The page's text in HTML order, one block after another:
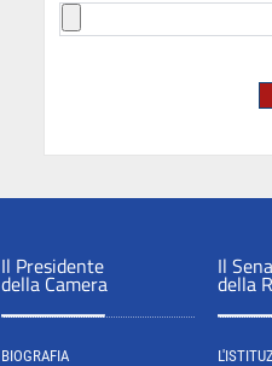
Il Presidente
della Camera
BIOGRAFIA
Il
della